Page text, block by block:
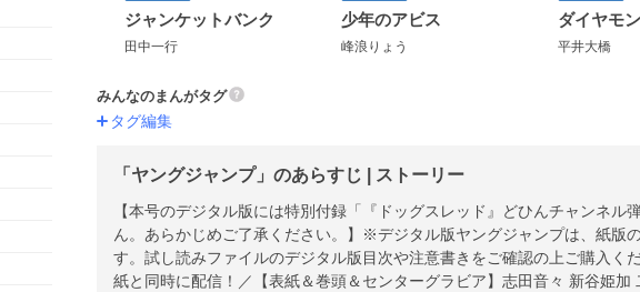
ジャンケットバンク
田中一行
少年のアビス
峰浪りょう
ダイヤモ
平井大橋
みんなのまんがタグ
タグ編集
「ヤングジャンプ」のあらすじ | ストーリー
【本号のデジタル版には特別付録「『ドッグスレッド』どひんチャンネ
ん。あらかじめご了承ください。】※デジタル版ヤングジャンプは、紙版
す。試し読みファイルのデジタル版目次や注意書きをご確認の上ご購入く
紙と同時に配信！／【表紙＆巻頭＆センターグラビア】志田音々 新谷姫